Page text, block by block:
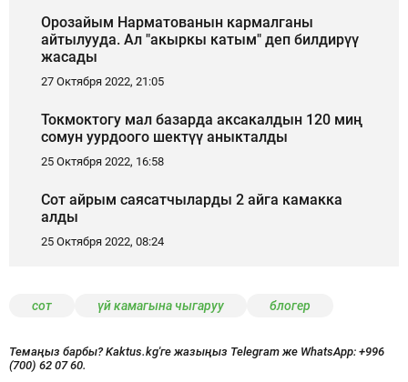
Орозайым Нарматованын кармалганы
айтылууда. Ал "акыркы катым" деп билдирүү
жасады
27 Октября 2022, 21:05
Токмоктогу мал базарда аксакалдын 120 миң
сомун уурдоого шектүү аныкталды
25 Октября 2022, 16:58
Сот айрым саясатчыларды 2 айга камакка
алды
25 Октября 2022, 08:24
сот үй камагына чыгаруу блогер
Темаңыз барбы? Kaktus.kg'ге жазыңыз Telegram же WhatsApp: +996
(700) 62 07 60.